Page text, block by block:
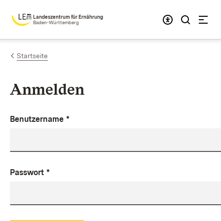
Zum Inhalt springen
Landeszentrum für Ernährung
Baden-Württemberg
Startseite
Anmelden
Benutzername *
Passwort *